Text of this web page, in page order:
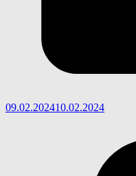
09.02.202410.02.2024